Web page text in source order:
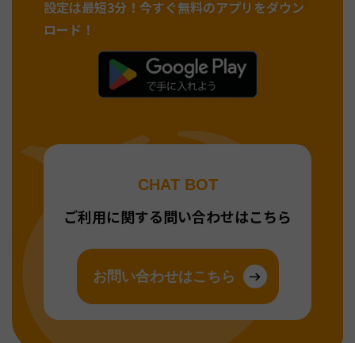
設定は最短3分！ 今すぐ無料のアプリをダウン
ロード！
CHAT BOT
ご利用に関する問い合わせはこちら
お問い合わせはこちら